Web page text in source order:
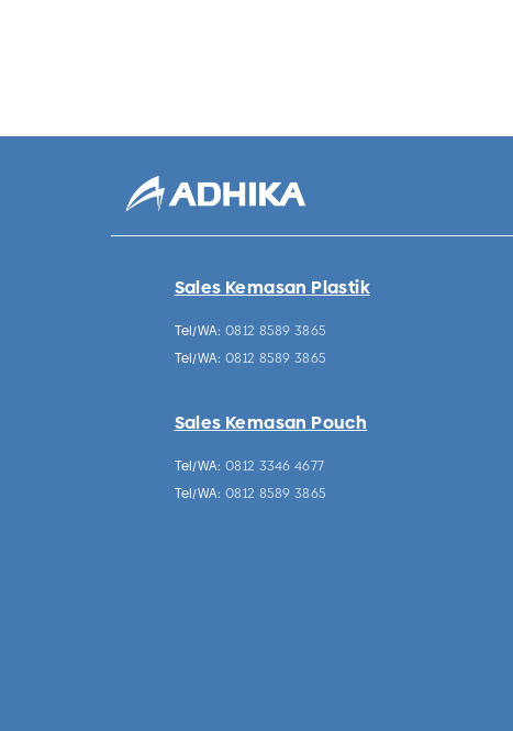
Sales Kemasan Plastik
Tel/WA: 0812 8589 3865
Tel/WA: 0812 8589 3865
Sales Kemasan Pouch
Tel/WA: 0812 3346 4677
Tel/WA: 0812 8589 3865